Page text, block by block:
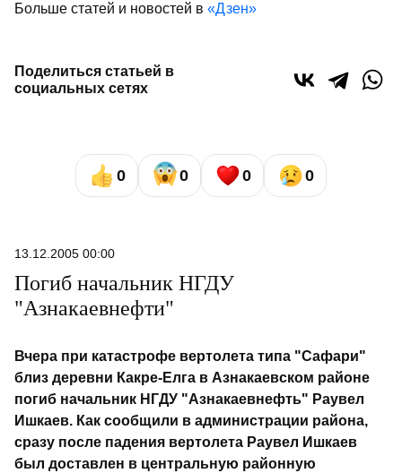
Больше статей и новостей в «Дзен»
Поделиться статьей в
социальных сетях
0 0 0 0
13.12.2005 00:00
Погиб начальник НГДУ
"Азнакаевнефти"
Вчера при катастрофе вертолета типа "Сафари"
близ деревни Какре-Елга в Азнакаевском районе
погиб начальник НГДУ "Азнакаевнефть" Раувел
Ишкаев. Как сообщили в администрации района,
сразу после падения вертолета Раувел Ишкаев
был доставлен в центральную районную